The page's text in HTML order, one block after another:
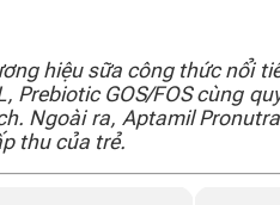
hiệu sữa công thức nổi
Prebiotic GOS/FOS cùng
Ngoài ra, Aptamil
thu của trẻ.